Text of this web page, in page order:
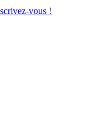
vous !